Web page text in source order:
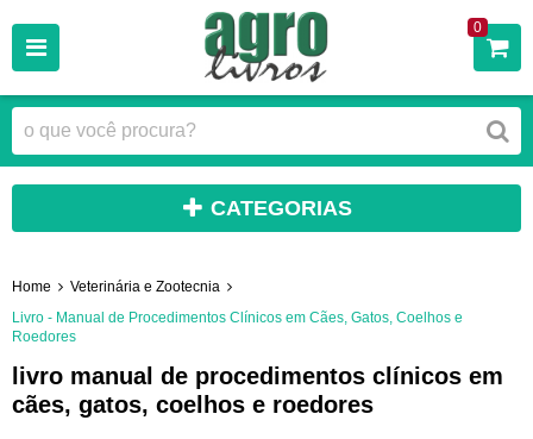
0
CATEGORIAS
Home
Veterinária e Zootecnia
Livro - Manual de Procedimentos Clínicos em Cães, Gatos, Coelhos e
Roedores
livro manual de procedimentos clínicos em
cães, gatos, coelhos e roedores